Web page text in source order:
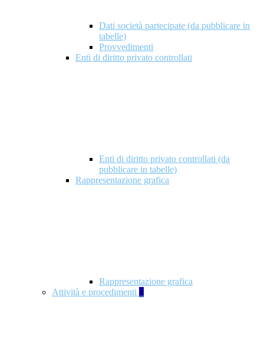
Dati società partecipate (da pubblicare in
tabelle)
Provvedimenti
Enti di diritto privato controllati
Enti di diritto privato controllati (da
pubblicare in tabelle)
Rappresentazione grafica
Rappresentazione grafica
Attività e procedimenti 5